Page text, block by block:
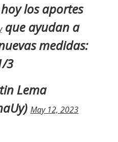
los aportes
que ayudan a
medidas:
3
Lema
May 12, 2023